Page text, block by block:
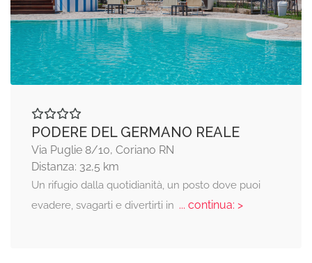
PODERE DEL GERMANO REALE
Via Puglie 8/10, Coriano RN
Distanza: 32,5 km
Un rifugio dalla quotidianità, un posto dove puoi
evadere, svagarti e divertirti in ... continua: >